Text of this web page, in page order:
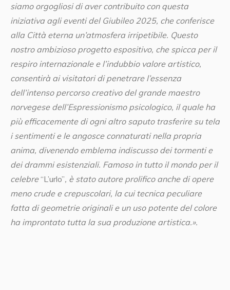
siamo orgogliosi di aver contribuito con questa
iniziativa agli eventi del Giubileo 2025, che conferisce
alla Città eterna un’atmosfera irripetibile. Questo
nostro ambizioso progetto espositivo, che spicca per il
respiro internazionale e l’indubbio valore artistico,
consentirà ai visitatori di penetrare l’essenza
dell’intenso percorso creativo del grande maestro
norvegese dell’Espressionismo psicologico, il quale ha
più efficacemente di ogni altro saputo trasferire su tela
i sentimenti e le angosce connaturati nella propria
anima, divenendo emblema indiscusso dei tormenti e
dei drammi esistenziali. Famoso in tutto il mondo per il
celebre“L’urlo”, è stato autore prolifico anche di opere
meno crude e crepuscolari, la cui tecnica peculiare
fatta di geometrie originali e un uso potente del colore
ha improntato tutta la sua produzione artistica.».